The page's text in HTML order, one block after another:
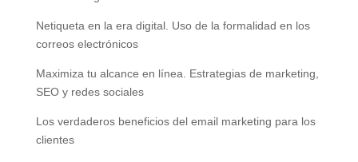
Netiqueta en la era digital. Uso de la formalidad en los
correos electrónicos
Maximiza tu alcance en línea. Estrategias de marketing,
SEO y redes sociales
Los verdaderos beneficios del email marketing para los
clientes